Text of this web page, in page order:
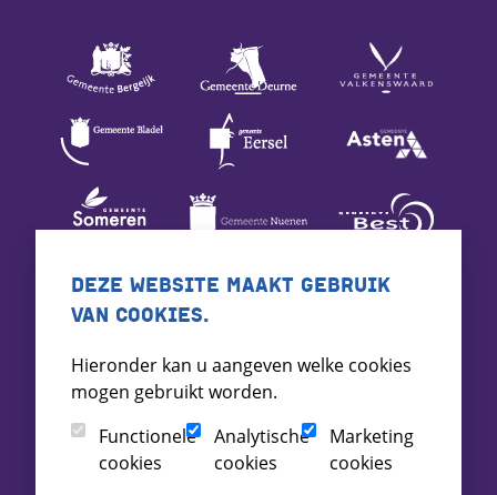
DEZE WEBSITE MAAKT GEBRUIK
VAN COOKIES.
Hieronder kan u aangeven welke cookies
mogen gebruikt worden.
Functionele
cookies
Analytische
cookies
Marketing
cookies